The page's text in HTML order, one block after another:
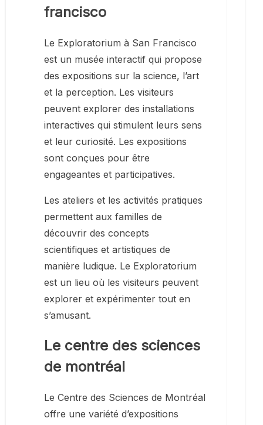
francisco
Le Exploratorium à San Francisco
est un musée interactif qui propose
des expositions sur la science, l’art
et la perception. Les visiteurs
peuvent explorer des installations
interactives qui stimulent leurs sens
et leur curiosité. Les expositions
sont conçues pour être
engageantes et participatives.
Les ateliers et les activités pratiques
permettent aux familles de
découvrir des concepts
scientifiques et artistiques de
manière ludique. Le Exploratorium
est un lieu où les visiteurs peuvent
explorer et expérimenter tout en
s’amusant.
Le centre des sciences
de montréal
Le Centre des Sciences de Montréal
offre une variété d’expositions